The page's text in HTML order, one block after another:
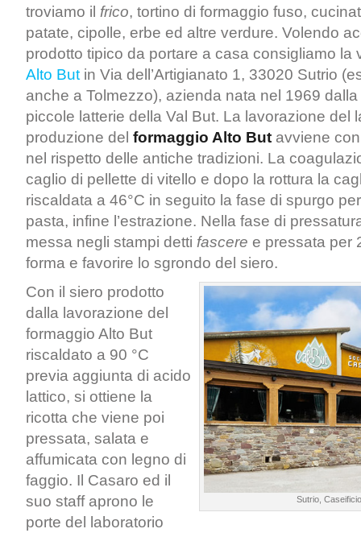
troviamo il frico, tortino di formaggio fuso,
patate, cipolle, erbe ed altre verdure. Volendo
prodotto tipico da portare a casa consigliamo la
Alto But in Via dell’Artigianato 1, 33020 Sutrio
anche a Tolmezzo), azienda nata nel 1969
piccole latterie della Val But. La lavorazione del
produzione del formaggio Alto But avviene
nel rispetto delle antiche tradizioni. La
caglio di pellette di vitello e dopo la rottura la
riscaldata a 46°C in seguito la fase di spurgo
pasta, infine l’estrazione. Nella fase di
messa negli stampi detti fascere e pressata per
forma e favorire lo sgrondo del siero.
Sutrio,
Con il siero prodotto
dalla lavorazione del
formaggio Alto But
riscaldato a 90 °C
previa aggiunta di acido
lattico, si ottiene la
ricotta che viene poi
pressata, salata e
affumicata con legno di
faggio. Il Casaro ed il
suo staff aprono le
porte del laboratorio